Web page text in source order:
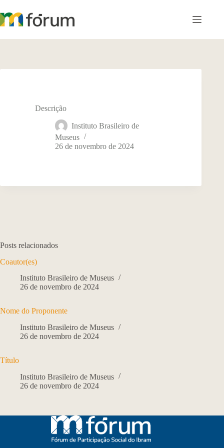
para
o
Descrição
Instituto Brasileiro de
Museus
26 de novembro de 2024
Posts relacionados
Coautor(es)
Instituto Brasileiro de Museus
26 de novembro de 2024
Nome do Proponente
Instituto Brasileiro de Museus
26 de novembro de 2024
Título
Instituto Brasileiro de Museus
26 de novembro de 2024